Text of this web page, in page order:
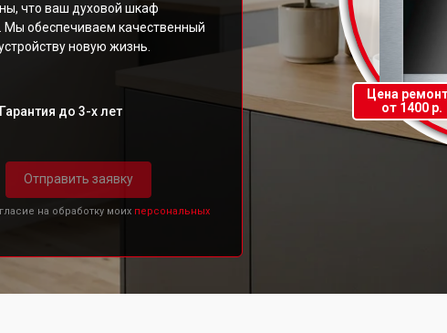
что ваш духовой шкаф
Мы обеспечиваем качественный
новую жизнь.
Гарантия до 3-х лет
Отправить заявку
на обработку моих персональных
Цена
от 1400 р.